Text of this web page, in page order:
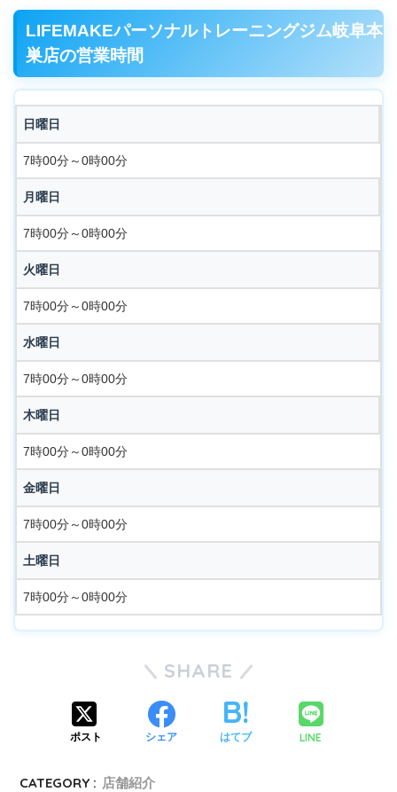
LIFEMAKEパーソナルトレーニングジム岐阜本
巣店の営業時間
日曜日
7時00分～0時00分
月曜日
7時00分～0時00分
火曜日
7時00分～0時00分
水曜日
7時00分～0時00分
木曜日
7時00分～0時00分
金曜日
7時00分～0時00分
土曜日
7時00分～0時00分
SHARE
ポスト シェア はてブ LINE
CATEGORY : 店舗紹介